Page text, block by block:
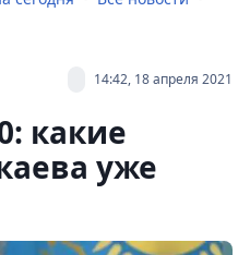
14:42, 18 апреля 2021
какие
уже